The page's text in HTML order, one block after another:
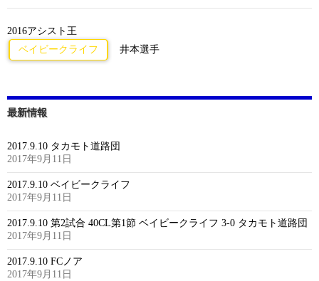
2016アシスト王
ベイビークライフ
井本選手
最新情報
2017.9.10 タカモト道路団
2017年9月11日
2017.9.10 ベイビークライフ
2017年9月11日
2017.9.10 第2試合 40CL第1節 ベイビークライフ 3-0 タカモト道路団
2017年9月11日
2017.9.10 FCノア
2017年9月11日